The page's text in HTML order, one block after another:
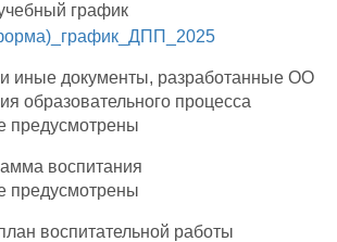
график
и иные документы, разработанные ОО
образовательного процесса
предусмотрены
воспитания
предусмотрены
воспитательной работы